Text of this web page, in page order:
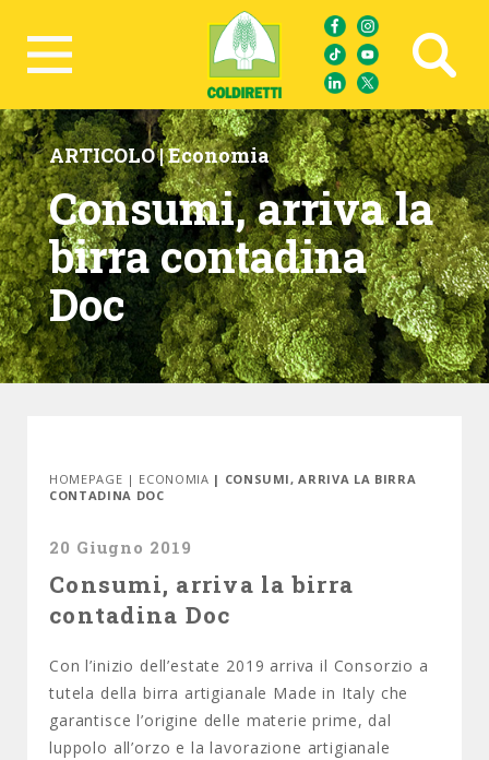
Ricerca avanzata
ARTICOLO |Economia
Consumi, arriva la
birra contadina
Doc
HOMEPAGE | ECONOMIA | CONSUMI, ARRIVA LA BIRRA
CONTADINA DOC
20 Giugno 2019
Consumi, arriva la birra
contadina Doc
Con l’inizio dell’estate 2019 arriva il Consorzio a
tutela della birra artigianale Made in Italy che
garantisce l’origine delle materie prime, dal
luppolo all’orzo e la lavorazione artigianale